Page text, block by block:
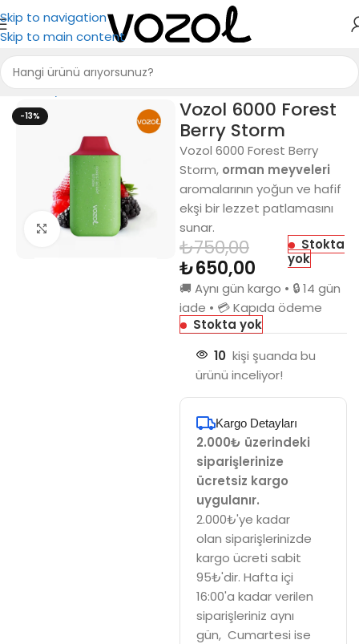
Skip to navigation
Skip to main content
Ana Sayfa Vozol 6000
-13%
Büyütmek için tıkla
Vozol 6000 Forest
Berry Storm
Vozol 6000 Forest Berry
Storm, orman meyveleri
aromalarının yoğun ve hafif
ekşi bir lezzet patlamasını
sunar.
₺750,00
₺650,00
Stokta
yok
🚚 Aynı gün kargo • 🔒 14 gün
iade • 💳 Kapıda ödeme
Stokta yok
10 kişi şuanda bu
ürünü inceliyor!
Kargo Detayları
2.000₺ üzerindeki
siparişlerinize
ücretsiz kargo
uygulanır.
2.000₺'ye kadar
olan siparişlerinizde
kargo ücreti sabit
95₺'dir. Hafta içi
16:00'a kadar verilen
siparişleriniz aynı
gün, Cumartesi ise